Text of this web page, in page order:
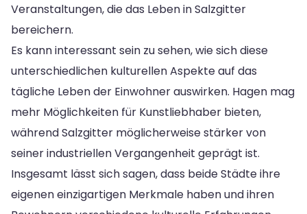
Veranstaltungen, die das Leben in Salzgitter
bereichern.
Es kann interessant sein zu sehen, wie sich diese
unterschiedlichen kulturellen Aspekte auf das
tägliche Leben der Einwohner auswirken. Hagen mag
mehr Möglichkeiten für Kunstliebhaber bieten,
während Salzgitter möglicherweise stärker von
seiner industriellen Vergangenheit geprägt ist.
Insgesamt lässt sich sagen, dass beide Städte ihre
eigenen einzigartigen Merkmale haben und ihren